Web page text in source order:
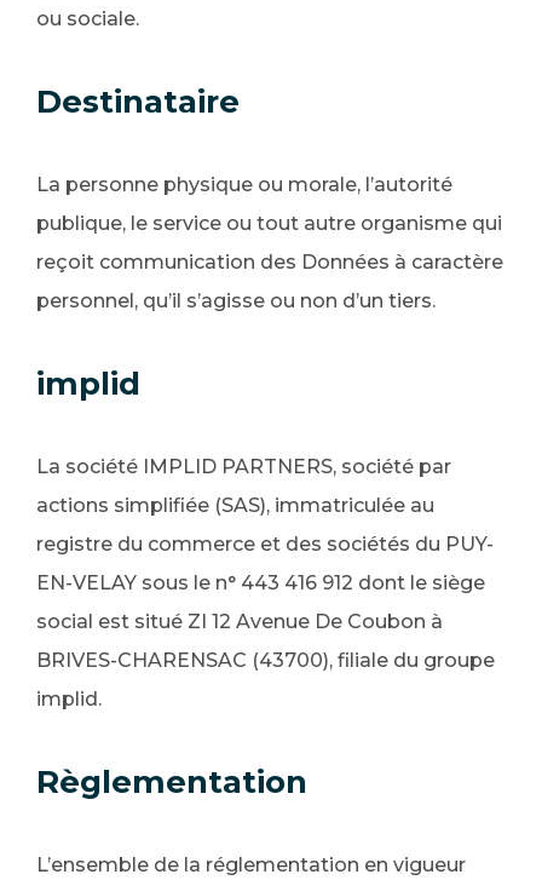
ou sociale.
Destinataire
La personne physique ou morale, l’autorité
publique, le service ou tout autre organisme qui
reçoit communication des Données à caractère
personnel, qu’il s’agisse ou non d’un tiers.
implid
La société IMPLID PARTNERS, société par
actions simplifiée (SAS), immatriculée au
registre du commerce et des sociétés du PUY-
EN-VELAY sous le n° 443 416 912 dont le siège
social est situé ZI 12 Avenue De Coubon à
BRIVES-CHARENSAC (43700), filiale du groupe
implid.
Règlementation
L’ensemble de la réglementation en vigueur